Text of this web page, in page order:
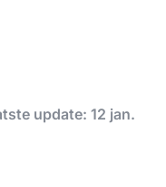
update: 12 jan.